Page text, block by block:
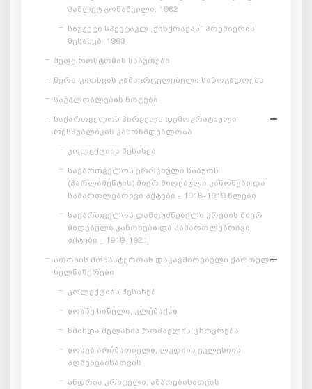
ჰამლეტ გონაშვილი. 1982
სიუჟეტი სპექტაკლ „ჭინჭრაქას“ პრემიერის
შესახებ. 1963
მეფე როსტომის საბუთები
წერა-კითხვის გამავრცელებელი საზოგადოება
საგალობლების ნოტები
საქართველოს პირველი დემოკრატიული
რესპუბლიკის კანონმდებლობა
კოლექციის შესახებ
საქართველოს ეროვნული საბჭოს
(პარლამენტის) მიერ მიღებული კანონები და
სამართლებრივი აქტები - 1918-1919 წლები
საქართველოს დამფუძნებელი კრების მიერ
მიღებული კანონები და სამართლებრივი
აქტები - 1919-1921
ათონის მონასტერთან დაკავშირებული ქართული
ხელნაწერები
კოლექციის შესახებ
იოანე სინელი, კლემაქსი
წმინდა მელანია რომაელის ცხოვრება
იოსებ არიმათიელი, ლუდიის ეკლესიის
აღშენებისათვის
ანდრია კრიტელი, ამაოებისათვის